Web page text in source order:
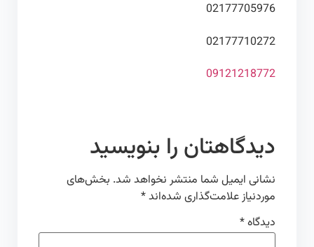
02177705976
02177710272
09121218772
دیدگاهتان را بنویسید
نشانی ایمیل شما منتشر نخواهد شد.بخش‌های
موردنیاز علامت‌گذاری شده‌اند *